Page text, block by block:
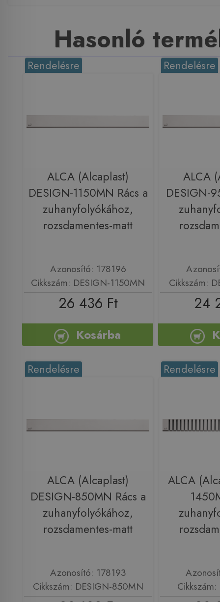
Hasonló
Rendelésre
ALCA (Alcaplast)
DESIGN-1150MN Rács a
zuhanyfolyókához,
rozsdamentes-matt
Azonosító: 178196
Cikkszám: DESIGN-1150MN
26 436 Ft
Kosárba
Rendelésre
ALCA
DESIGN-
Cikkszám:
24
Rendelésre
ALCA (Alcaplast)
DESIGN-850MN Rács a
zuhanyfolyókához,
rozsdamentes-matt
Azonosító: 178193
Cikkszám: DESIGN-850MN
Rendelésre
ALCA